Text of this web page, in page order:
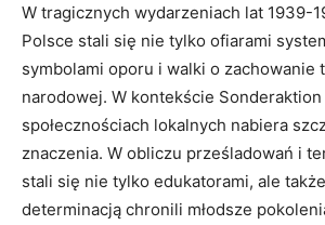
W tragicznych wydarzeniach lat 1939-
Polsce stali się nie⁢ tylko ofiarami
symbolami⁢ oporu i⁢ walki o zachowanie
narodowej. W kontekście
społecznościach lokalnych nabiera
znaczenia. W obliczu prześladowań i
stali się nie tylko edukatorami, ale
determinacją chronili młodsze